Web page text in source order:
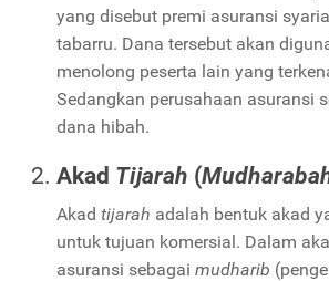
yang disebut premi asuransi
tabarru. Dana tersebut akan
menolong peserta lain yang
Sedangkan perusahaan asuransi
dana hibah.
Akad Tijarah (
Akad tijarah adalah bentuk akad
untuk tujuan komersial. Dalam
asuransi sebagai mudharib